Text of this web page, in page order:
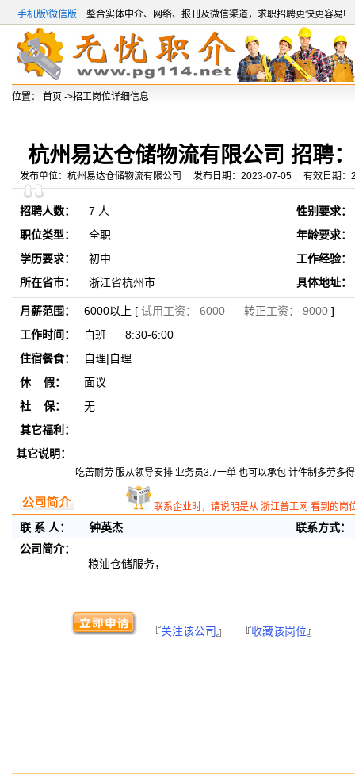
手机版\微信版 整合实体中介、网络、报刊及微信渠道，求职招聘更快更容易!
位置： 首页 ->招工岗位详细信息
杭州易达仓储物流有限公司 招聘
发布单位：杭州易达仓储物流有限公司 发布日期：2023-07-05 有效日期：
招聘人数： 7 人
性别要求：
职位类型：
全职
年龄要求：
学历要求：
初中
工作经验：
所在省市：
浙江省杭州市 具体地址：
月薪范围： 6000以上 [ 试用工资： 6000 转正工资： 9000 ]
工作时间：
白班 8:30-6:00
住宿餐食：
自理|自理
休 假：
面议
社 保：
无
其它福利：
其它说明：
吃苦耐劳 服从领导安排 业务员3.7一单 也可以承包 计件制多劳多得
联系企业时，请说明是从 浙江普工网 看到的岗
联 系 人： 钟英杰
联系方式：
公司简介：
粮油仓储服务，
『关注该公司 』 『收藏该岗位 』